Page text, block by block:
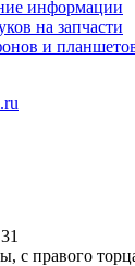
информации
на запчасти
и
с правого